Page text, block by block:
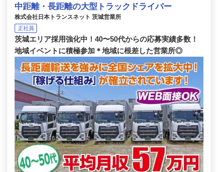
中距離・長距離の大型トラックドライバー
株式会社日本トランスネット 茨城営業所
正社員
茨城エリア採用強化中！40〜50代からの応募実績多数！
地域イベントに積極参加＊地域に根差した営業所◎